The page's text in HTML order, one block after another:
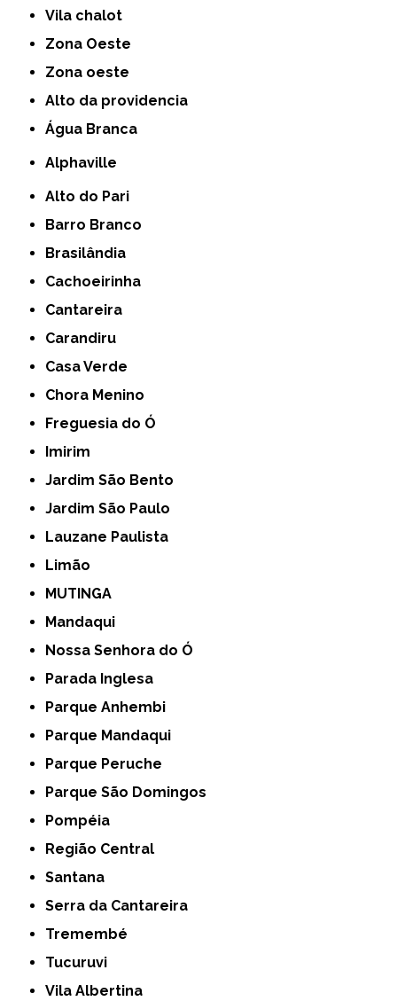
Vila chalot
Zona Oeste
Zona oeste
alto da providencia
Água Branca
Alphaville
Alto do Pari
Barro Branco
Brasilândia
Cachoeirinha
Cantareira
Carandiru
Casa Verde
Chora Menino
Freguesia do Ó
Imirim
Jardim São Bento
Jardim São Paulo
Lauzane Paulista
Limão
MUTINGA
Mandaqui
Nossa Senhora do Ó
Parada Inglesa
Parque Anhembi
Parque Mandaqui
Parque Peruche
Parque São Domingos
Pompéia
Região Central
Santana
Serra da Cantareira
Tremembé
Tucuruvi
Vila Albertina